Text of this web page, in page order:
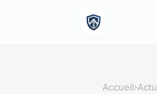
Accueil›Actu